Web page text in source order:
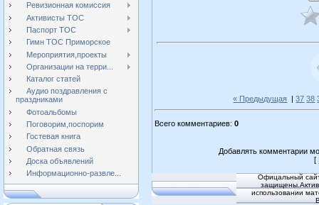
Ревизионная комиссия
Активисты ТОС
Паспорт ТОС
Гимн ТОС Приморское
Мероприятия,проекты
Организации на терри...
Каталог статей
Аудио поздравления с
праздниками
Фотоальбомы
Поговорим,поспорим
Гостевая книга
Обратная связь
Доска объявлений
Информационно-развле...
« Предыдущая |37 38
Всего комментариев: 0
Добавлять комментарии
[
Офицальный
использовании